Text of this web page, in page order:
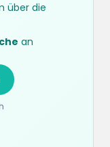
über die
an